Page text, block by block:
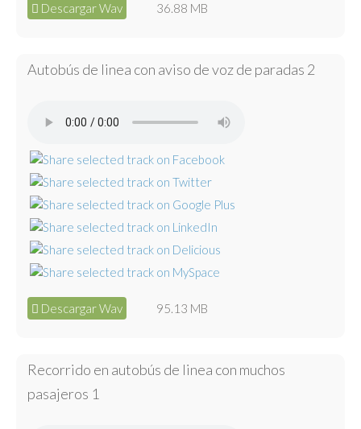
Descargar Wav 36.88 MB
Autobús de linea con aviso de voz de paradas 2
Descargar Wav 95.13 MB
Recorrido en autobús de linea con muchos
pasajeros 1